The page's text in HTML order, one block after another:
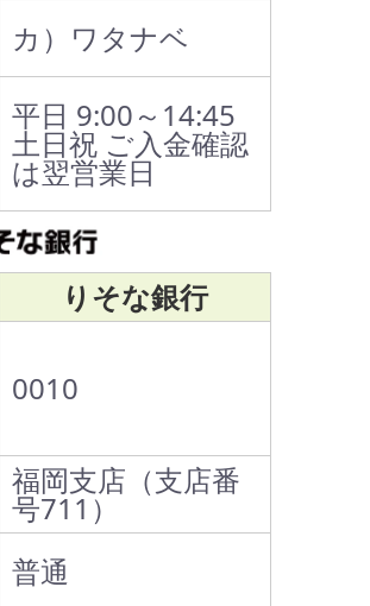
カ）ワタナベ
平日 9:00～14:45
土日祝 ご入金確認
は翌営業日
りそな銀行
0010
福岡支店（支店番
号711）
普通